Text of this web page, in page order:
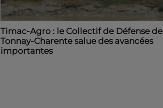
Timac-Agro : le Collectif de Défense de
Tonnay-Charente salue des avancées
importantes